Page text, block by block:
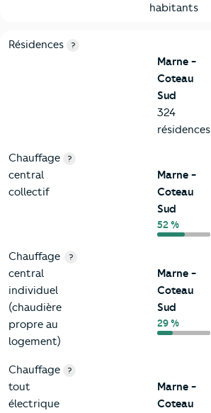
habitants
8-Chauffage
Critères Marne - Coteau Sud
Résidences ?
Marne -
Coteau
Sud
324
résidences
Chauffage
central
collectif
?
Marne -
Coteau
Sud
52 %
Chauffage
central
individuel
(chaudière
propre au
logement)
?
Marne -
Coteau
Sud
29 %
Chauffage
tout
électrique
?
Marne -
Coteau